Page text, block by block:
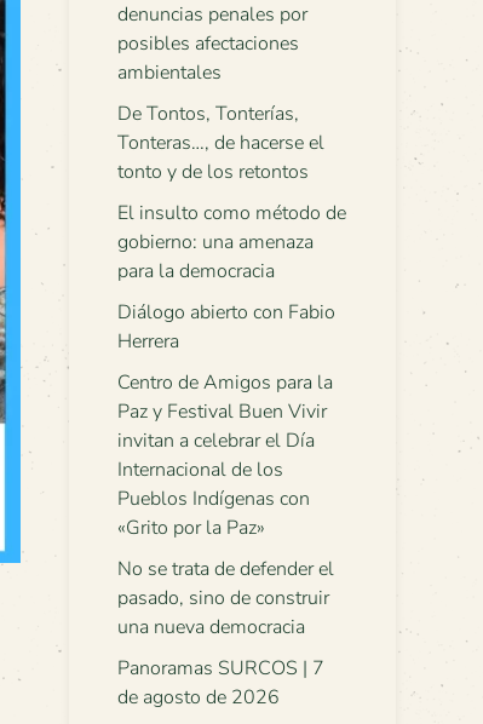
denuncias penales por
posibles afectaciones
ambientales
De Tontos, Tonterías,
Tonteras…, de hacerse el
tonto y de los retontos
El insulto como método de
gobierno: una amenaza
para la democracia
Diálogo abierto con Fabio
Herrera
Centro de Amigos para la
Paz y Festival Buen Vivir
invitan a celebrar el Día
Internacional de los
Pueblos Indígenas con
«Grito por la Paz»
No se trata de defender el
pasado, sino de construir
una nueva democracia
Panoramas SURCOS | 7
de agosto de 2026